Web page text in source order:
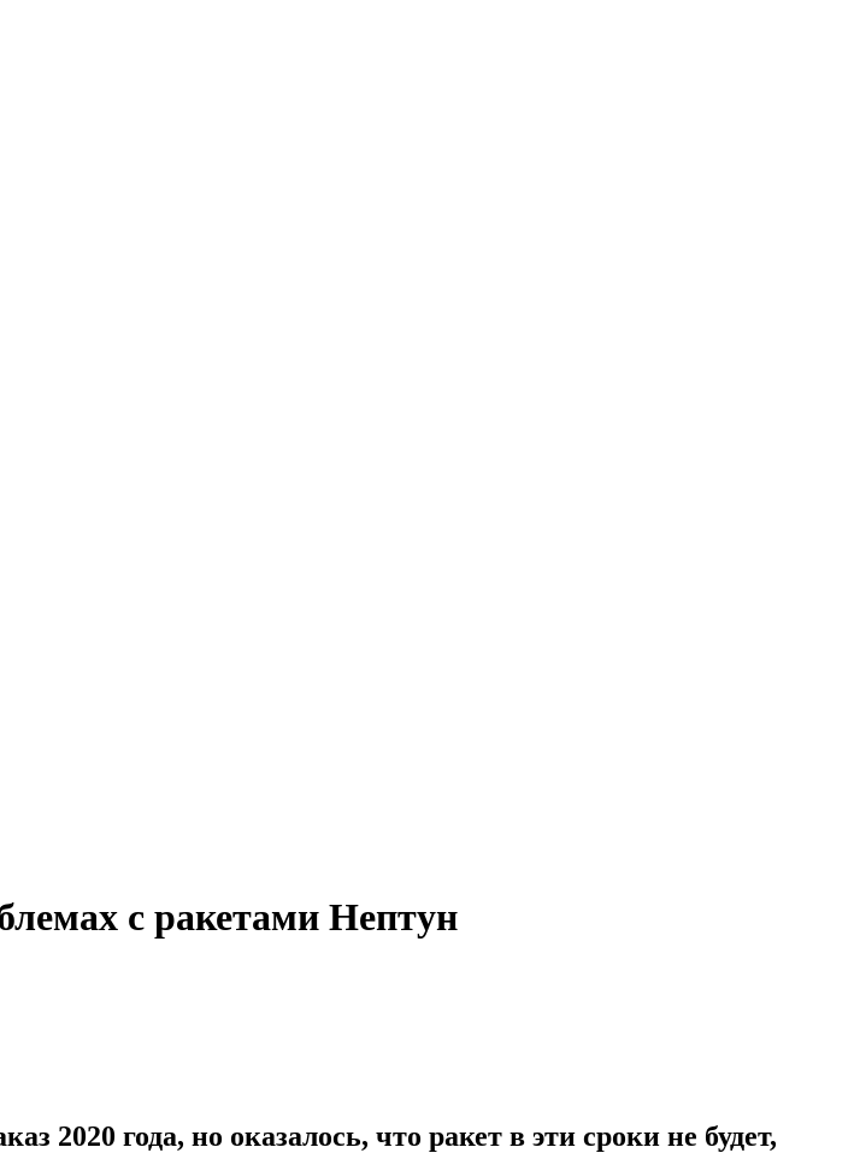
с ракетами Нептун
2020 года, но оказалось, что ракет в эти сроки не будет,